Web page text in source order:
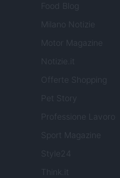
Food Blog
Milano Notizie
Motor Magazine
Notizie.it
Offerte Shopping
Professione Lavoro
Sport Magazine
Style24
Think.it